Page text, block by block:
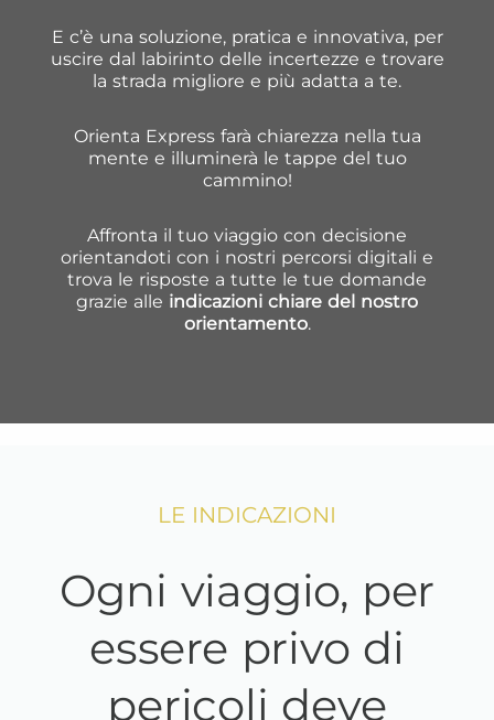
E c’è una soluzione, pratica e innovativa, per
uscire dal labirinto delle incertezze e trovare
la strada migliore e più adatta a te.
Orienta Express farà chiarezza nella tua
mente e illuminerà le tappe del tuo
cammino!
Affronta il tuo viaggio con decisione
orientandoti con i nostri percorsi digitali e
trova le risposte a tutte le tue domande
grazie alle indicazioni chiare del nostro
orientamento.
LE INDICAZIONI
Ogni viaggio, per
essere privo di
pericoli deve